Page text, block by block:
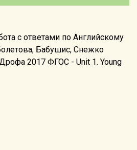
с ответами по Английскому
Бабушис, Снежко
2017 ФГОС - Unit 1. Young